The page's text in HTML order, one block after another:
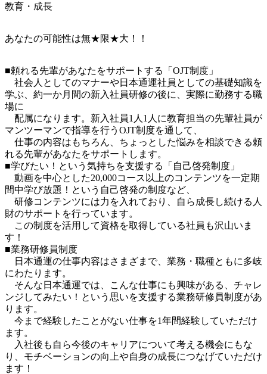
教育・成長
あなたの可能性は無★限★大！！
■頼れる先輩があなたをサポートする「OJT制度」
社会人としてのマナーや日本通運社員としての基礎知識を
学ぶ、約一か月間の新入社員研修の後に、実際に勤務する職
場に
配属になります。新入社員1人1人に教育担当の先輩社員が
マンツーマンで指導を行うOJT制度を通して、
仕事の内容はもちろん、ちょっとした悩みを相談できる頼
れる先輩があなたをサポートします。
■学びたい！という気持ちを支援する「自己啓発制度」
動画を中心とした20,000コース以上のコンテンツを一定期
間中学び放題！という自己啓発の制度など、
研修コンテンツには力を入れており、自ら成長し続ける人
財のサポートを行っています。
この制度を活用して資格を取得している社員も沢山いま
す！
■業務研修員制度
日本通運の仕事内容はさまざまで、業務・職種ともに多岐
にわたります。
そんな日本通運では、こんな仕事にも興味がある、チャレ
ンジしてみたい！という思いを支援する業務研修員制度があ
ります。
今まで経験したことがない仕事を1年間経験していただけ
ます。
入社後も自ら今後のキャリアについて考える機会にもな
り、モチベーションの向上や自身の成長につなげていただけ
ます！